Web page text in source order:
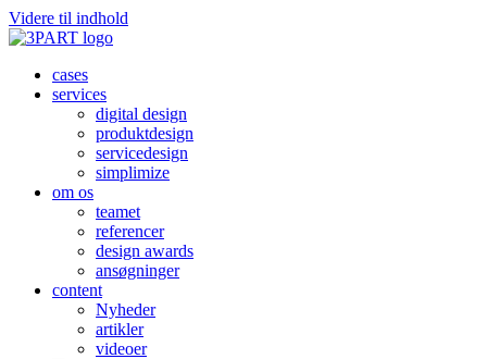
Videre til indhold
cases
services
digital design
produktdesign
servicedesign
simplimize
om os
teamet
referencer
design awards
ansøgninger
content
Nyheder
artikler
videoer